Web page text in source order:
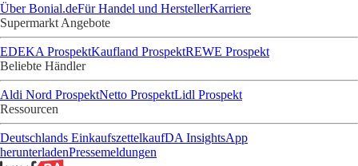
Über Bonial.deFür Handel und HerstellerKarriere
Supermarkt Angebote
EDEKA ProspektKaufland ProspektREWE Prospekt
Beliebte Händler
Aldi Nord ProspektNetto ProspektLidl Prospekt
Ressourcen
Deutschlands EinkaufszettelkaufDA InsightsApp
herunterladenPressemeldungen